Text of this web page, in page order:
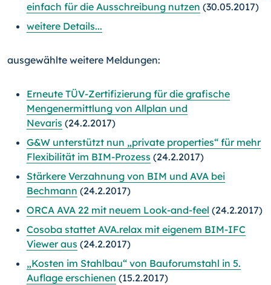
einfach für die Ausschreibung nutzen (30.05.2017)
weitere Details...
ausgewählte weitere Meldungen:
Erneute TÜV-Zertifizierung für die grafische
Mengenermittlung von Allplan und
Nevaris (24.2.2017)
G&W unterstützt nun „private properties“ für mehr
Flexibilität im BIM-Prozess (24.2.2017)
Stärkere Verzahnung von BIM und AVA bei
Bechmann (24.2.2017)
ORCA AVA 22 mit neuem Look-and-feel (24.2.2017)
Cosoba stattet AVA.relax mit eigenem BIM-IFC
Viewer aus (24.2.2017)
„Kosten im Stahlbau“ von Bauforumstahl in 5.
Auflage erschienen (15.2.2017)